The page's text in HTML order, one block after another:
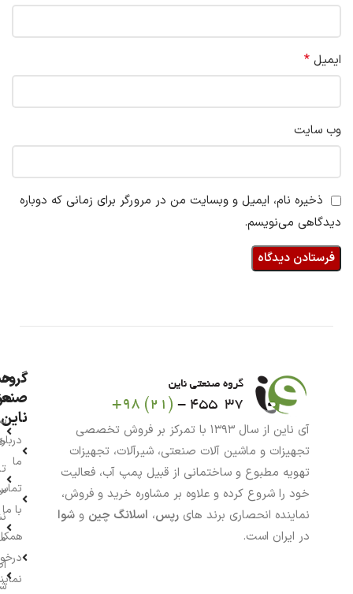
ایمیل *
وب‌ سایت
ذخیره نام، ایمیل و وبسایت من در مرورگر برای زمانی که دوباره
دیدگاهی می‌نویسم.
آی ناین از سال ۱۳۹۳ با تمرکز بر فروش تخصصی
تجهیزات و ماشین آلات صنعتی، شیرآلات، تجهیزات
تهویه مطبوع و ساختمانی از قبیل پمپ آب، فعالیت
خود را شروع کرده و علاوه بر مشاوره خرید و فروش،
نماینده انحصاری برند های رپس، اسلانگ چین و شوا
در ایران است.
گروه
ناین
ما
با ما